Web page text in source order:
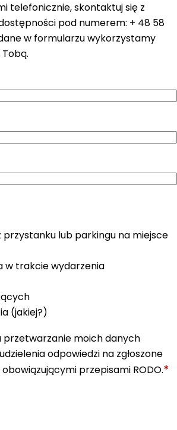
telefonicznie, skontaktuj się z
pod numerem: + 48 58
w formularzu wykorzystamy
przystanku lub parkingu na miejsce
w trakcie wydarzenia
(jakiej?)
przetwarzanie moich danych
odpowiedzi na zgłoszone
przepisami RODO.*